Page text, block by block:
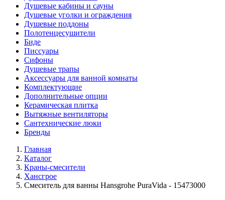
Душевые кабины и сауны
Душевые уголки и ограждения
Душевые поддоны
Полотенцесушители
Биде
Писсуары
Сифоны
Душевые трапы
Аксессуары для ванной комнаты
Комплектующие
Дополнительные опции
Керамическая плитка
Вытяжные вентиляторы
Сантехнические люки
Бренды
Главная
Каталог
Краны-смесители
Хансгрое
Смеситель для ванны Hansgrohe PuraVida - 15473000